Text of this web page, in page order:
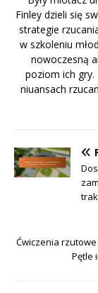
Finley dzieli się
strategie
w szkoleniu
nowoczesną
poziom ich gry.
niuansach
Ćwiczenia
Pętle